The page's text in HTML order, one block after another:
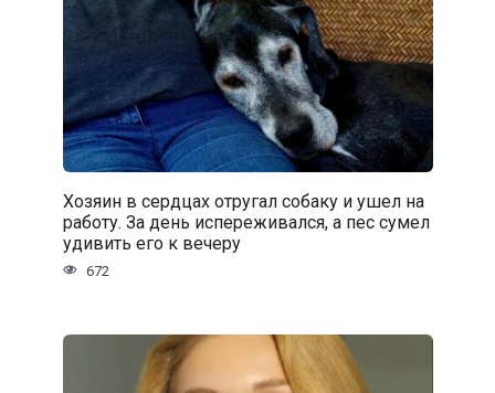
Хозяин в сердцах отругал собаку и ушел на
работу. За день испереживался, а пес сумел
удивить его к вечеру
672